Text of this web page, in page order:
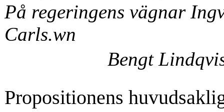
På regeringens vägnar
Carls.wn
Bengt
Propositionens